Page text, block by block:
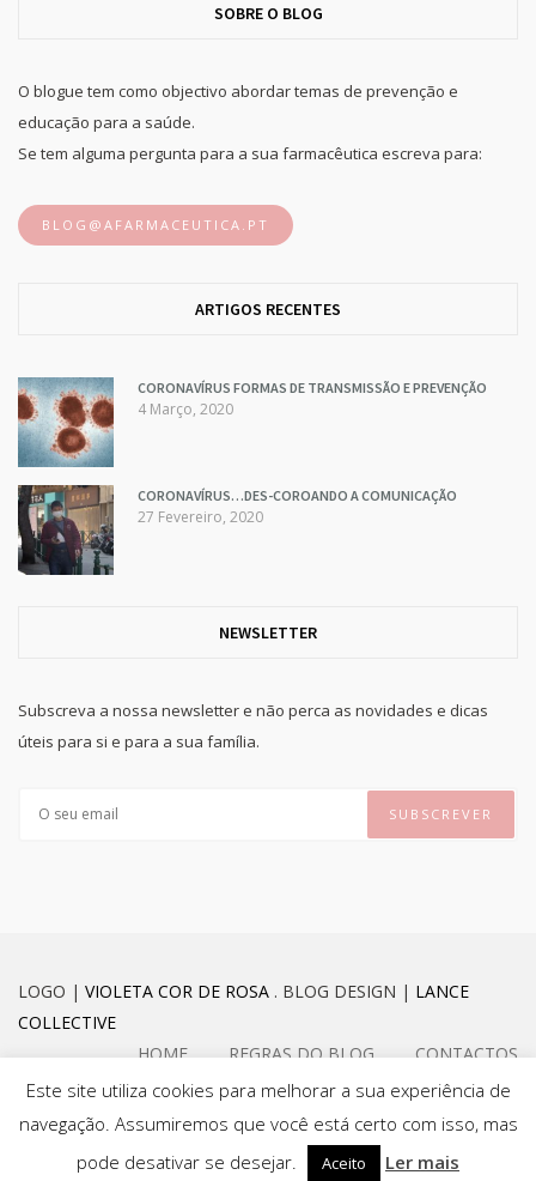
SOBRE O BLOG
O blogue tem como objectivo abordar temas de prevenção e
educação para a saúde.
Se tem alguma pergunta para a sua farmacêutica escreva para:
BLOG@AFARMACEUTICA.PT
ARTIGOS RECENTES
CORONAVÍRUS FORMAS DE TRANSMISSÃO E PREVENÇÃO
4 Março, 2020
CORONAVÍRUS…DES-COROANDO A COMUNICAÇÃO
27 Fevereiro, 2020
NEWSLETTER
Subscreva a nossa newsletter e não perca as novidades e dicas
úteis para si e para a sua família.
LOGO | VIOLETA COR DE ROSA . BLOG DESIGN | LANCE
COLLECTIVE
HOME
REGRAS DO BLOG CONTACTOS
FACEBOOK INSTAGRAM
Este site utiliza cookies para melhorar a sua experiência de
navegação. Assumiremos que você está certo com isso, mas
pode desativar se desejar.
Aceito Ler mais